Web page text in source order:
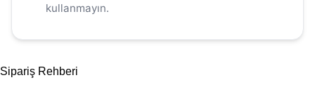
kullanmayın.
Sipariş Rehberi